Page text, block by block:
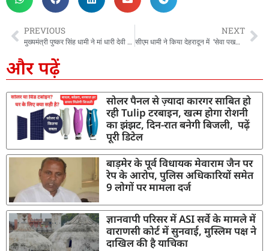
PREVIOUS
मुख्यमंत्री पुष्कर सिंह धामी ने मां धारी देवी के मंदिर में की पूजा-अर्चना, प्रदेशवासियों की सुरक्षा, सुख-समृद्धि एवं आपदा राहत की कामना की
NEXT
सीएम धामी ने किया देहरादून में ‘सेवा पखवाड़ा’ कार्यक्रम के अंतर्गत आयोजित ‘नमो युवा रन’ का फ्लैग ऑफ
और पढ़ें
सोलर पैनल से ज़्यादा कारगर साबित हो
रही Tulip टरबाइन, खत्म होगा रोशनी
का झंझट, दिन-रात बनेगी बिजली, पढ़ें
पूरी डिटेल
बाड़मेर के पूर्व विधायक मेवाराम जैन पर
रेप के आरोप, पुलिस अधिकारियों समेत
9 लोगों पर मामला दर्ज
ज्ञानवापी परिसर में ASI सर्वे के मामले में
वाराणसी कोर्ट में सुनवाई, मुस्लिम पक्ष ने
दाखिल की है याचिका